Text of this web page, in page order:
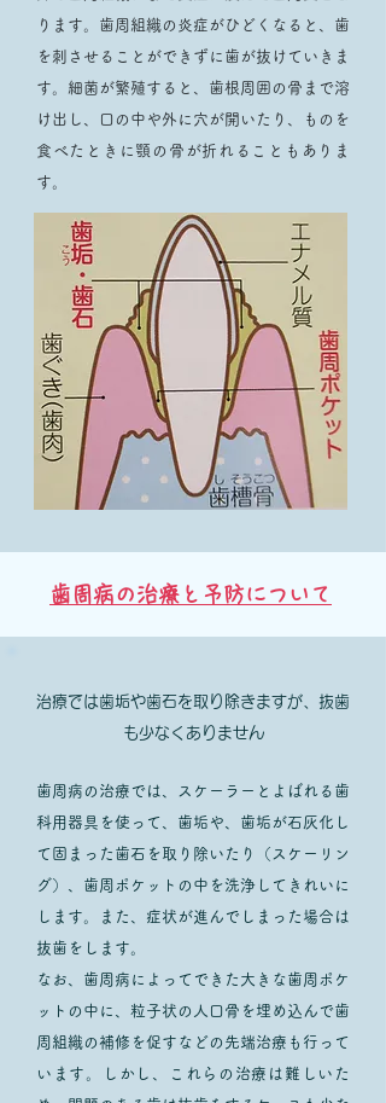
ります。歯周組織の炎症がひどくなると、歯
を刺させることができずに歯が抜けていきま
す。細菌が繁殖すると、歯根周囲の骨まで溶
け出し、口の中や外に穴が開いたり、ものを
食べたときに顎の骨が折れることもありま
す。
歯周病の治療と予防について
治療では歯垢や歯石を取り除きますが、抜歯
も少なくありません
歯周病の治療では、スケーラーとよばれる歯
科用器具を使って、歯垢や、歯垢が石灰化し
て固まった歯石を取り除いたり（スケーリン
グ）、歯周ポケットの中を洗浄してきれいに
します。また、症状が進んでしまった場合は
抜歯をします。
なお、歯周病によってできた大きな歯周ポケ
ットの中に、粒子状の人口骨を埋め込んで歯
周組織の補修を促すなどの先端治療も行って
います。しかし、これらの治療は難しいた